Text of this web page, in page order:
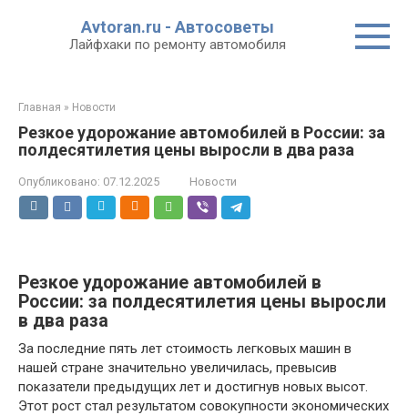
Avtoran.ru - Автосоветы
Лайфхаки по ремонту автомобиля
Главная » Новости
Резкое удорожание автомобилей в России: за
полдесятилетия цены выросли в два раза
Опубликовано: 07.12.2025 Новости
Резкое удорожание автомобилей в
России: за полдесятилетия цены выросли
в два раза
За последние пять лет стоимость легковых машин в
нашей стране значительно увеличилась, превысив
показатели предыдущих лет и достигнув новых высот.
Этот рост стал результатом совокупности экономических